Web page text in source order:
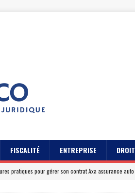
FISCALITÉ ENTREPRISE DROIT
pratiques pour gérer son contrat Axa assurance auto